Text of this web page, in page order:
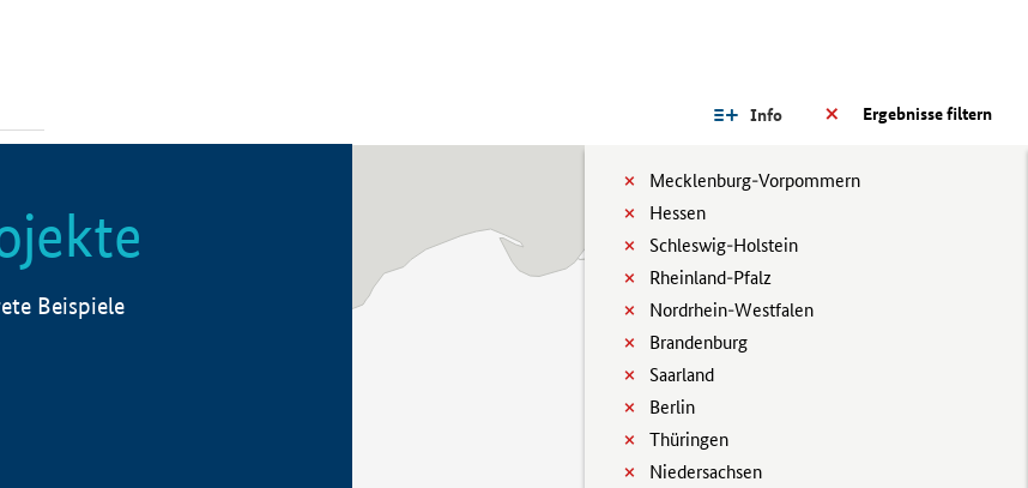
Ergebnisse filtern
Info
Mecklenburg-Vorpommern
Hessen
Schleswig-Holstein
Rheinland-Pfalz
Nordrhein-Westfalen
Brandenburg
Saarland
Berlin
Thüringen
Niedersachsen
Beispiele